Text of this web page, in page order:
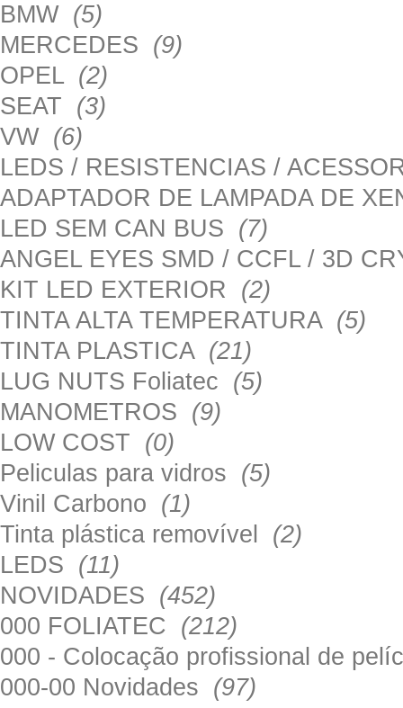
BMW (5)
MERCEDES (9)
OPEL (2)
SEAT (3)
VW (6)
LEDS / RESISTENCIAS /
ADAPTADOR DE LAMPADA DE
LED SEM CAN BUS (7)
ANGEL EYES SMD / CCFL / 3D
KIT LED EXTERIOR (2)
TINTA ALTA TEMPERATURA (5)
TINTA PLASTICA (21)
LUG NUTS Foliatec (5)
MANOMETROS (9)
LOW COST (0)
Peliculas para vidros (5)
Vinil Carbono (1)
Tinta plástica removível (2)
LEDS (11)
NOVIDADES (452)
000 FOLIATEC (212)
000 - Colocação profissional de
000-00 Novidades (97)